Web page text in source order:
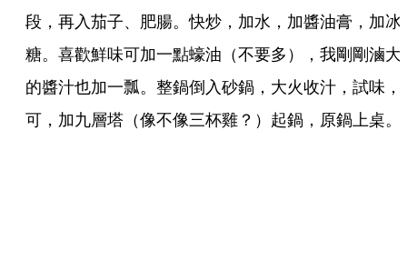
段，再入茄子、肥腸。快炒，加水，加醬油膏，加冰
糖。喜歡鮮味可加一點蠔油（不要多），我剛剛滷大
的醬汁也加一瓢。整鍋倒入砂鍋，大火收汁，試味，
可，加九層塔（像不像三杯雞？）起鍋，原鍋上桌。